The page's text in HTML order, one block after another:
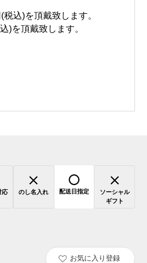
税込)を頂戴致します。
)を頂戴致します。
応 のし名入れ 配送日指定
ソーシャル
ギフト
お気に入り登録